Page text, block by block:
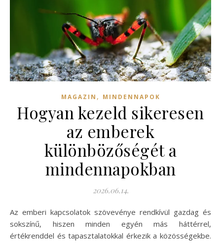
MAGAZIN , MINDENNAPOK
Hogyan kezeld sikeresen
az emberek
különbözőségét a
mindennapokban
2026.06.14.
Az emberi kapcsolatok szövevénye rendkívül gazdag és
sokszínű, hiszen minden egyén más háttérrel,
értékrenddel és tapasztalatokkal érkezik a közösségekbe.